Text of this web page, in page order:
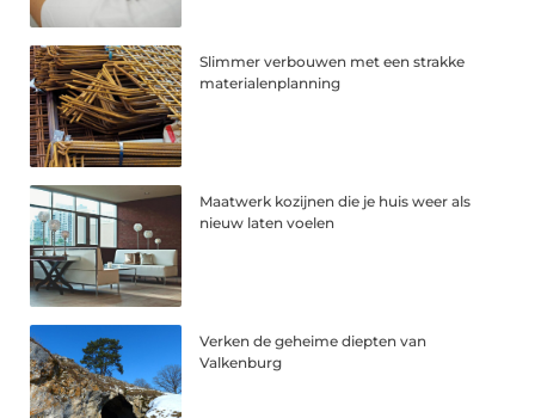
Slimmer verbouwen met een strakke
materialenplanning
Maatwerk kozijnen die je huis weer als
nieuw laten voelen
Verken de geheime diepten van
Valkenburg